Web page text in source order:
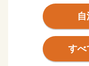
特産品等によって
だければ幸いです
皆様、山陽小野田
すべ